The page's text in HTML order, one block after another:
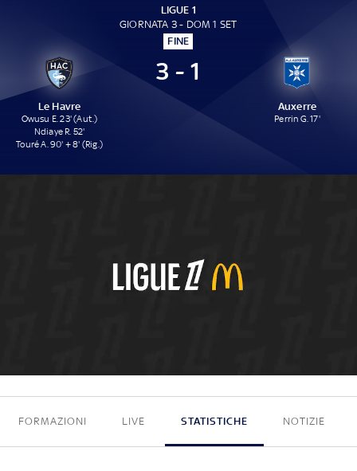
LIGUE 1
GIORNATA 3 - DOM 1 SET
FINE
Le Havre
Owusu E. 23' (Aut.)
Ndiaye R. 52'
Touré A. 90' + 8' (Rig.)
3 - 1
Auxerre
Perrin G. 17'
3 - 1
FORMAZIONI LIVE STATISTICHE NOTIZIE